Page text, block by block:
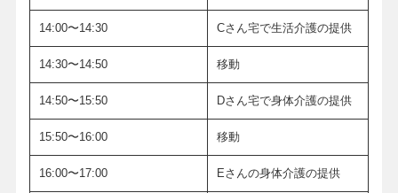
14:00〜14:30 Cさん宅で生活介護の提供
14:30〜14:50 移動
14:50〜15:50 Dさん宅で身体介護の提供
15:50〜16:00 移動
16:00〜17:00 Eさんの身体介護の提供